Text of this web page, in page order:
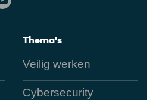
Thema's
Veilig werken
Cybersecurity